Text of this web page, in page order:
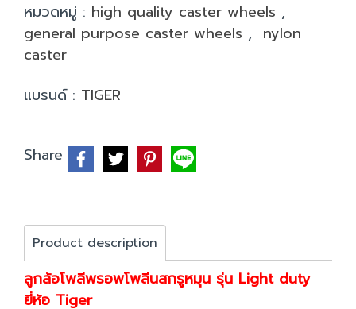
หมวดหมู่ : high quality caster wheels ,
general purpose caster wheels , nylon
caster
แบรนด์ : TIGER
Share
Product description
ลูกล้อโพลีพรอพโพลีนสกรูหมุน รุ่น Light duty
ยี่ห้อ Tiger